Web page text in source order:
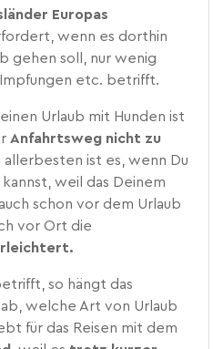
Europas
wenn es dorthin
gehen soll, nur wenig
etc. betrifft.
Urlaub mit Hunden ist
Anfahrtsweg nicht zu
allerbesten ist es, wenn Du
kannst, weil das Deinem
schon vor dem Urlaub
vor Ort die
so hängt das
welche Art von Urlaub
für das Reisen mit dem